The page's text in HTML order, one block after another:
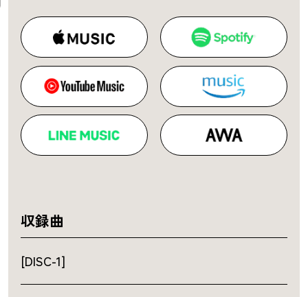
収録曲
[DISC-1]